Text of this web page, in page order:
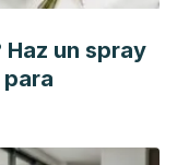
Haz un spray